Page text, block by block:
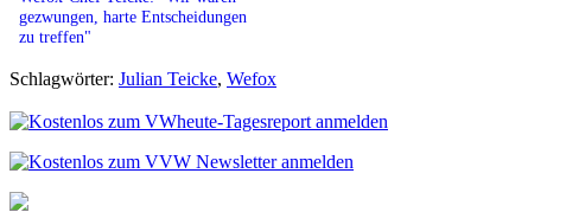
gezwungen, harte Entscheidungen
zu treffen"
Schlagwörter: Julian Teicke, Wefox